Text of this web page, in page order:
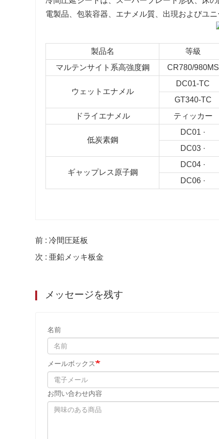
電製品、包装容器、エナメル質、出現およびユ
製品名
等級
マルテンサイト系高強度鋼
CR780/980MS
ウェットエナメル
DC01-TC
GT340-TC
ドライエナメル
ティッカー
低炭素鋼
DC01 ·
DC03 ·
ギャップレス原子鋼
DC04 ·
DC06 ·
前 : 冷間圧延板
次 : 亜鉛メッキ板金
メッセージを残す
名前
メールボックス
お問い合わせ内容